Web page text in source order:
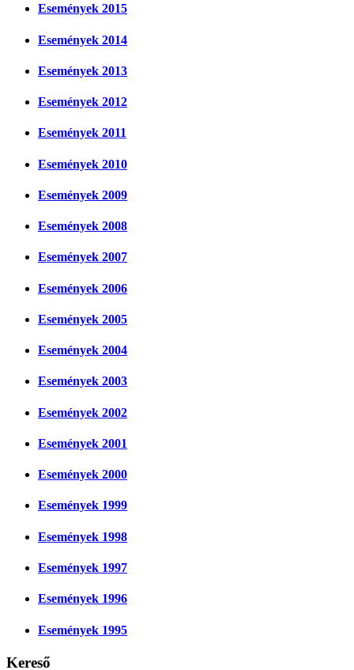
Események 2015
Események 2014
Események 2013
Események 2012
Események 2011
Események 2010
Események 2009
Események 2008
Események 2007
Események 2006
Események 2005
Események 2004
Események 2003
Események 2002
Események 2001
Események 2000
Események 1999
Események 1998
Események 1997
Események 1996
Események 1995
Kereső